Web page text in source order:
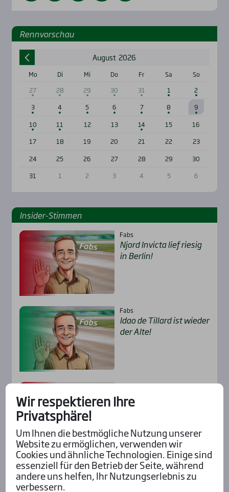
Renn­vor­schau
August 2026
Mo Di Mi Do Fr Sa
So
27
28 29 30 31 1
2
3
4 5 6 7 8
9
10
11 12 13 14 15
16
17
18 19 20 21 22
23
24
25 26 27 28 29
30
31
1 2 3 4 5 6
Insi­der-Stim­men
Fabs
Njord Invic­ta lief rie­sig
in Ber­lin!
Fabs
Idao de Til­lard ist wie­der
der Alte!
Robert Gramüller
Ren­nen nach Hau­se
Alle Insider-Stimmen
Wir respektieren Ihre
Privatsphäre!
Um Ihnen die bestmögliche Nutzung unserer
Website zu ermöglichen, verwenden wir
Cookies und ähnliche Technologien. Einige sind
essenziell für den Betrieb der Seite, während
andere uns helfen, Ihr Nutzungserlebnis zu
verbessern.